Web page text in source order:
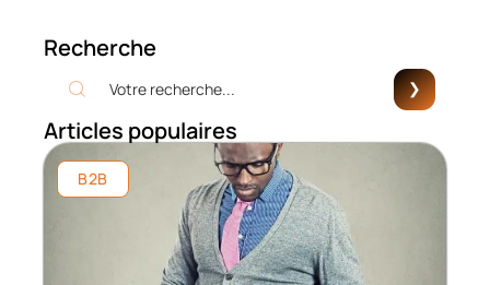
Recherche
Articles populaires
B2B